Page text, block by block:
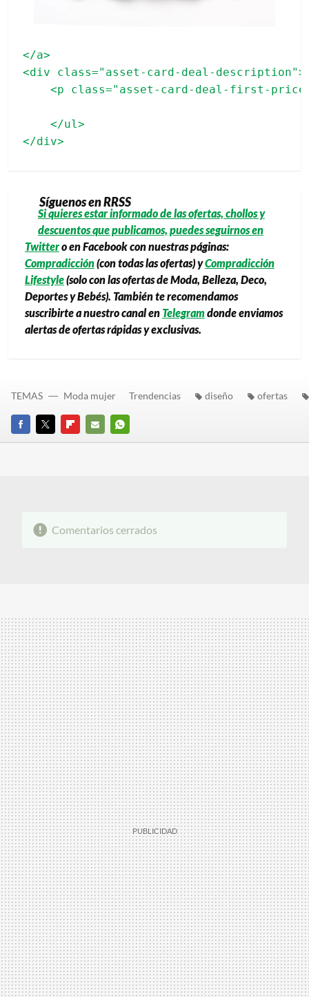
</a>
<div class="asset-card-deal-description">
<p class="asset-card-deal-first-
    </ul>
Síguenos en RRSS
Si quieres estar informado de las ofertas, chollos y
descuentos que publicamos, puedes seguirnos en
Twittero en Facebook con nuestras páginas:
Compradicción(con todas las ofertas) yCompradicción
Lifestyle(solo con las ofertas de Moda, Belleza, Deco,
Deportes y Bebés). También te recomendamos
suscribirte a nuestro canal enTelegramdonde enviamos
alertas de ofertas rápidas y exclusivas.
FACEBOOK
TWITTERFLIPBOARD
E-
WHATSAPP
TEMAS Moda mujer Trendencias diseño ofertas
Comentarios cerrados